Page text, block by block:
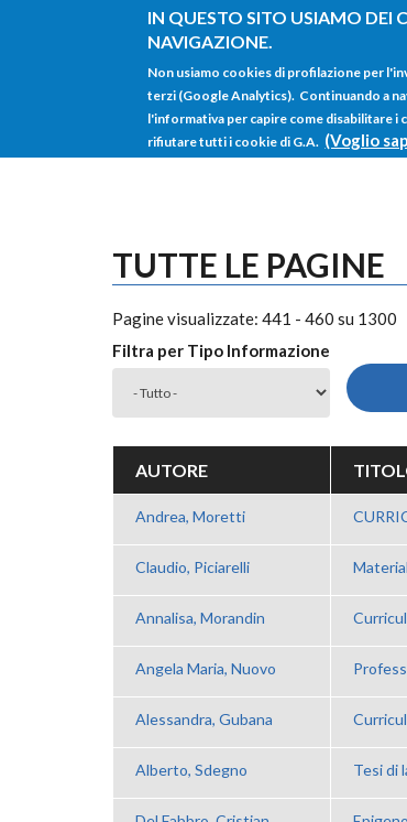
IN QUESTO SITO USIAMO DEI
NAVIGAZIONE.
Non usiamo cookies di profilazione per
terzi (Google Analytics). Continuando a
l'informativa per capire come disabilitare
rifiutare tutti i cookie di G.A. (Voglio
Salta al contenuto principale
TUTTE LE PAGINE
Pagine visualizzate: 441 - 460 su 1300
Filtra per Tipo Informazione
AUTORE
Andrea, Moretti
Claudio, Piciarelli
Annalisa, Morandin
Angela Maria, Nuovo
Alessandra, Gubana
Alberto, Sdegno Tesi di